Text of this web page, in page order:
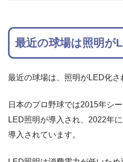
最近の球場は照明が
最近の球場は、照明がLED化さ
日本のプロ野球では2015年シ
LED照明が導入され、2022年
導入されています。